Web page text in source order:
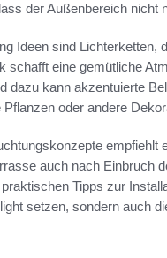
der Außenbereich nicht
Ideen sind Lichterketten,
schafft eine gemütliche
dazu kann akzentuierte
oder andere
auch nach Einbruch
Tipps zur
setzen, sondern auch